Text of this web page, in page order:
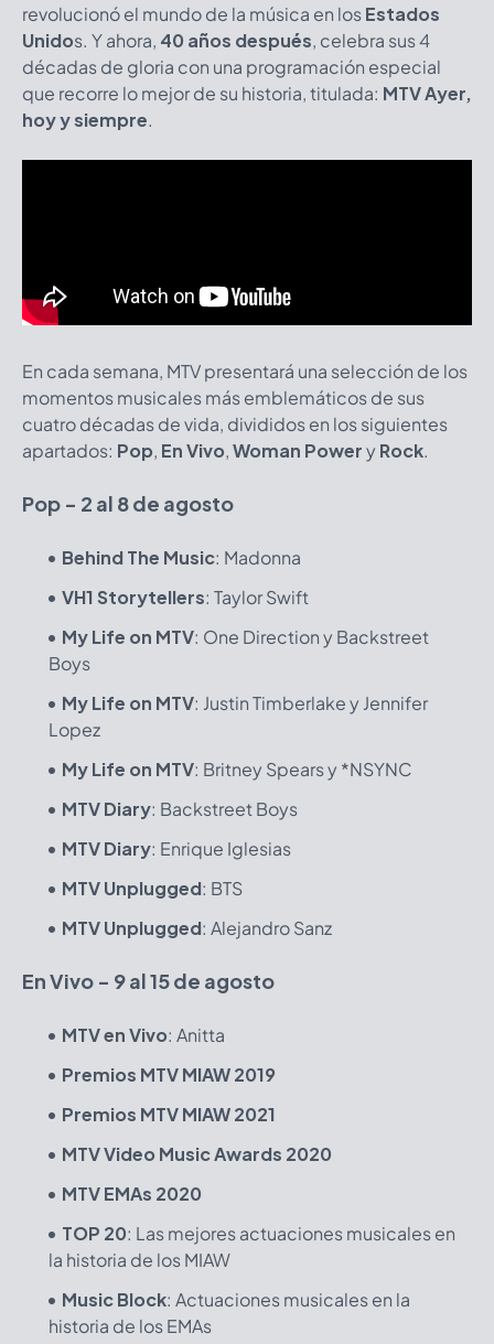
revolucionó el mundo de la música en losEstados
Unidos. Y ahora, 40 años después, celebra sus 4
décadas de gloria con una programación especial
que recorre lo mejor de su historia, titulada: MTV Ayer,
hoy y siempre.
En cada semana, MTV presentará una selección de los
momentos musicales más emblemáticos de sus
cuatro décadas de vida, divididos en los siguientes
apartados: Pop, En Vivo,Woman PoweryRock.
Pop - 2 al 8 de agosto
Behind The Music: Madonna
VH1 Storytellers: Taylor Swift
My Life on MTV: One Direction y Backstreet
Boys
My Life on MTV: Justin Timberlake y Jennifer
Lopez
My Life on MTV: Britney Spears y *NSYNC
MTV Diary: Backstreet Boys
MTV Diary: Enrique Iglesias
MTV Unplugged: BTS
MTV Unplugged: Alejandro Sanz
En Vivo - 9 al 15 de agosto
MTV en Vivo: Anitta
Premios MTV MIAW 2019
Premios MTV MIAW 2021
MTV Video Music Awards 2020
MTV EMAs 2020
TOP 20: Las mejores actuaciones musicales en
la historia de los MIAW
Music Block: Actuaciones musicales en la
historia de los EMAs